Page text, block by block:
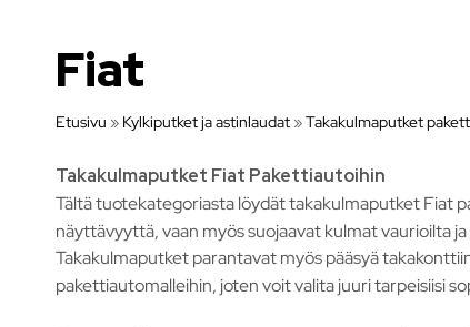
Fiat
Etusivu » Kylkiputket ja astinlaudat »Takakulmaputket
Takakulmaputket Fiat Pakettiautoihin
Tältä tuotekategoriasta löydät takakulmaputket Fiat
näyttävyyttä, vaan myös suojaavat kulmat vaurioilta
Takakulmaputket parantavat myös pääsyä
pakettiautomalleihin, joten voit valita juuri tarpeisiisi